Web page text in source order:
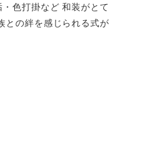
色打掛など 和装がとて
との絆を感じられる式が